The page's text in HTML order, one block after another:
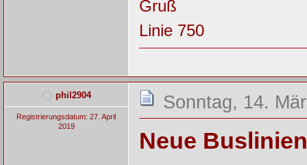
Gruß
Linie 750
phil2904
Registrierungsdatum: 27. April
2019
Sonntag, 14.
Neue